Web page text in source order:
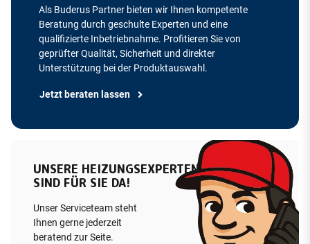
Als Buderus Partner bieten wir Ihnen kompetente
Beratung durch geschulte Experten und eine
qualifizierte Inbetriebnahme. Profitieren Sie von
geprüfter Qualität, Sicherheit und direkter
Unterstützung bei der Produktauswahl.
Jetzt beraten lassen
UNSERE HEIZUNGSEXPERTEN
SIND FÜR SIE DA!
Unser Serviceteam steht
Ihnen gerne jederzeit
beratend zur Seite.